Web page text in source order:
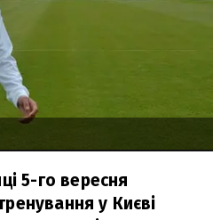
5-го вересня
у Києві